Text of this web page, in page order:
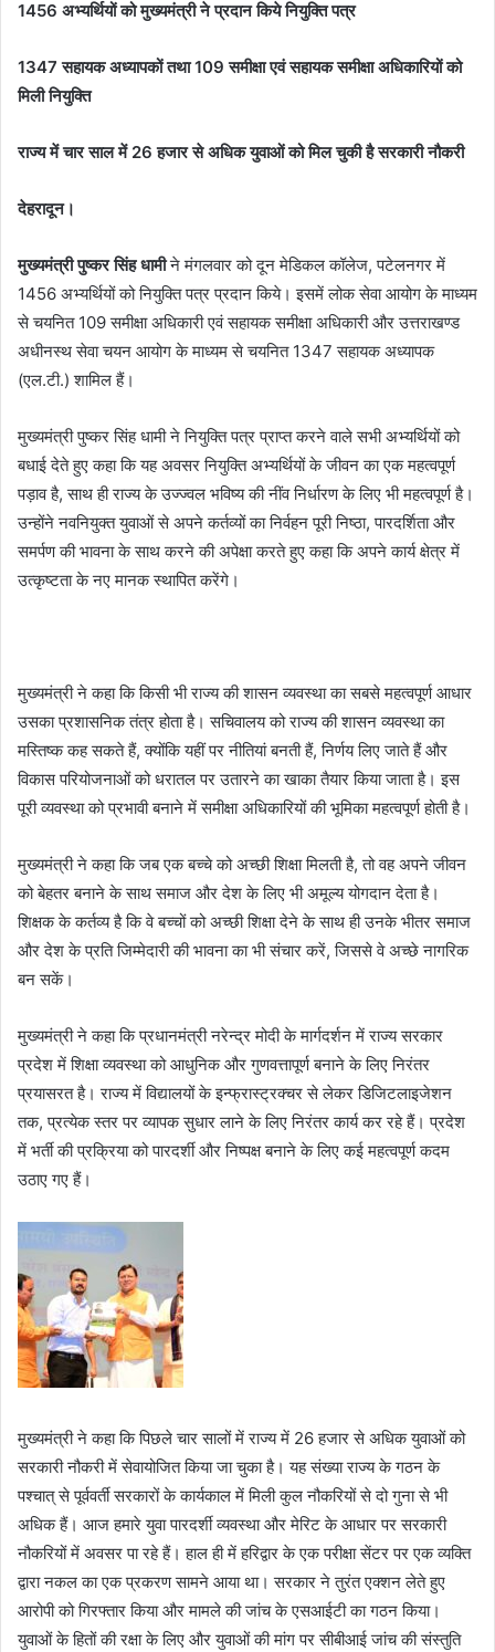
1456 अभ्यर्थियों को मुख्यमंत्री ने प्रदान किये नियुक्ति पत्र
1347 सहायक अध्यापकों तथा 109 समीक्षा एवं सहायक समीक्षा अधिकारियों को
मिली नियुक्ति
राज्य में चार साल में 26 हजार से अधिक युवाओं को मिल चुकी है सरकारी नौकरी
देहरादून।
मुख्यमंत्री पुष्कर सिंह धामीने मंगलवार को दून मेडिकल कॉलेज, पटेलनगर में
1456 अभ्यर्थियों को नियुक्ति पत्र प्रदान किये। इसमें लोक सेवा आयोग के माध्यम
से चयनित 109 समीक्षा अधिकारी एवं सहायक समीक्षा अधिकारी और उत्तराखण्ड
अधीनस्थ सेवा चयन आयोग के माध्यम से चयनित 1347 सहायक अध्यापक
(एल.टी.) शामिल हैं।
मुख्यमंत्री पुष्कर सिंह धामी ने नियुक्ति पत्र प्राप्त करने वाले सभी अभ्यर्थियों को
बधाई देते हुए कहा कि यह अवसर नियुक्ति अभ्यर्थियों के जीवन का एक महत्वपूर्ण
पड़ाव है, साथ ही राज्य के उज्ज्वल भविष्य की नींव निर्धारण के लिए भी महत्वपूर्ण है।
उन्होंने नवनियुक्त युवाओं से अपने कर्तव्यों का निर्वहन पूरी निष्ठा, पारदर्शिता और
समर्पण की भावना के साथ करने की अपेक्षा करते हुए कहा कि अपने कार्य क्षेत्र में
उत्कृष्टता के नए मानक स्थापित करेंगे।
मुख्यमंत्री ने कहा कि किसी भी राज्य की शासन व्यवस्था का सबसे महत्वपूर्ण आधार
उसका प्रशासनिक तंत्र होता है। सचिवालय को राज्य की शासन व्यवस्था का
मस्तिष्क कह सकते हैं, क्योंकि यहीं पर नीतियां बनती हैं, निर्णय लिए जाते हैं और
विकास परियोजनाओं को धरातल पर उतारने का खाका तैयार किया जाता है। इस
पूरी व्यवस्था को प्रभावी बनाने में समीक्षा अधिकारियों की भूमिका महत्वपूर्ण होती है।
मुख्यमंत्री ने कहा कि जब एक बच्चे को अच्छी शिक्षा मिलती है, तो वह अपने जीवन
को बेहतर बनाने के साथ समाज और देश के लिए भी अमूल्य योगदान देता है।
शिक्षक के कर्तव्य है कि वे बच्चों को अच्छी शिक्षा देने के साथ ही उनके भीतर समाज
और देश के प्रति जिम्मेदारी की भावना का भी संचार करें, जिससे वे अच्छे नागरिक
बन सकें।
मुख्यमंत्री ने कहा कि प्रधानमंत्री नरेन्द्र मोदी के मार्गदर्शन में राज्य सरकार
प्रदेश में शिक्षा व्यवस्था को आधुनिक और गुणवत्तापूर्ण बनाने के लिए निरंतर
प्रयासरत है। राज्य में विद्यालयों के इन्फ्रास्ट्रक्चर से लेकर डिजिटलाइजेशन
तक, प्रत्येक स्तर पर व्यापक सुधार लाने के लिए निरंतर कार्य कर रहे हैं। प्रदेश
में भर्ती की प्रक्रिया को पारदर्शी और निष्पक्ष बनाने के लिए कई महत्वपूर्ण कदम
उठाए गए हैं।
मुख्यमंत्री ने कहा कि पिछले चार सालों में राज्य में 26 हजार से अधिक युवाओं को
सरकारी नौकरी में सेवायोजित किया जा चुका है। यह संख्या राज्य के गठन के
पश्चात् से पूर्ववर्ती सरकारों के कार्यकाल में मिली कुल नौकरियों से दो गुना से भी
अधिक हैं। आज हमारे युवा पारदर्शी व्यवस्था और मेरिट के आधार पर सरकारी
नौकरियों में अवसर पा रहे हैं। हाल ही में हरिद्वार के एक परीक्षा सेंटर पर एक व्यक्ति
द्वारा नकल का एक प्रकरण सामने आया था। सरकार ने तुरंत एक्शन लेते हुए
आरोपी को गिरफ्तार किया और मामले की जांच के एसआईटी का गठन किया।
युवाओं के हितों की रक्षा के लिए और युवाओं की मांग पर सीबीआई जांच की संस्तुति